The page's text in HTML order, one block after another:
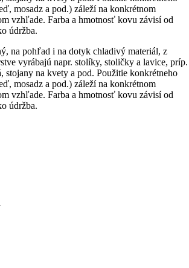
mosadz a pod.) záleží na konkrétnom
vzhľade. Farba a hmotnosť kovu závisí od
údržba.
na pohľad i na dotyk chladivý materiál, z
vyrábajú napr. stolíky, stoličky a lavice, príp.
stojany na kvety a pod. Použitie konkrétneho
mosadz a pod.) záleží na konkrétnom
vzhľade. Farba a hmotnosť kovu závisí od
údržba.